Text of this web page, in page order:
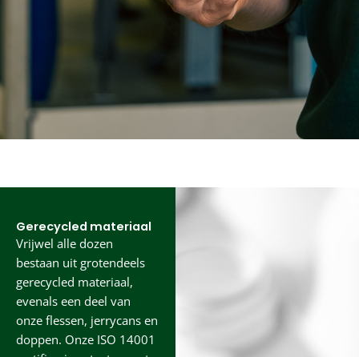
Gerecycled materiaal
Vrijwel alle dozen
bestaan uit grotendeels
gerecycled materiaal,
evenals een deel van
onze flessen, jerrycans en
doppen. Onze ISO 14001